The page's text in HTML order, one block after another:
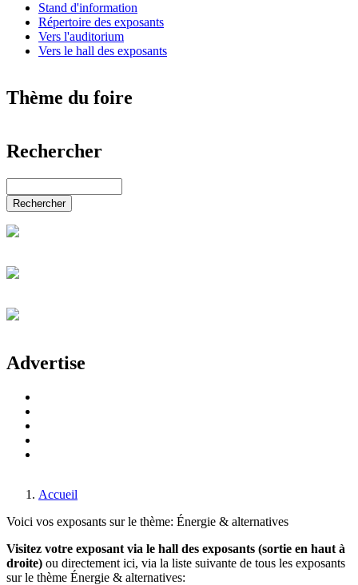
Stand d'information
Répertoire des exposants
Vers l'auditorium
Vers le hall des exposants
Thème du foire
Nouvelles du monde entier
Le Monde de l'art
Services, éducation & emplois
Commerce de détail & gastronomie
Communication & médias
Par air & par eau
Rechercher
Rechercher
Advertise
Accueil
Voici vos exposants sur le thème: Énergie & alternatives
Visitez votre exposant via le hall des exposants (sortie en haut à
droite) ou directement ici, via la liste suivante de tous les exposants
sur le thème Énergie & alternatives: